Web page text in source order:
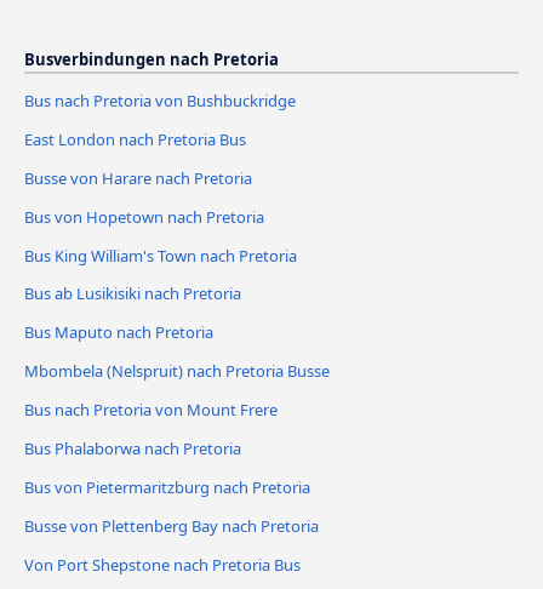
Busverbindungen nach Pretoria
Bus nach Pretoria von Bushbuckridge
East London nach Pretoria Bus
Busse von Harare nach Pretoria
Bus von Hopetown nach Pretoria
Bus King William's Town nach Pretoria
Bus ab Lusikisiki nach Pretoria
Bus Maputo nach Pretoria
Mbombela (Nelspruit) nach Pretoria Busse
Bus nach Pretoria von Mount Frere
Bus Phalaborwa nach Pretoria
Bus von Pietermaritzburg nach Pretoria
Busse von Plettenberg Bay nach Pretoria
Von Port Shepstone nach Pretoria Bus